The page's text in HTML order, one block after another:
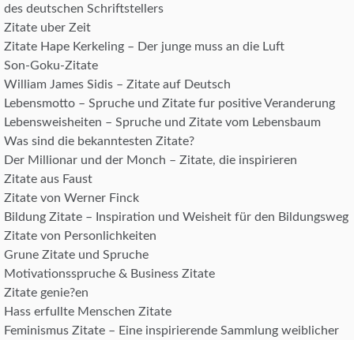
des deutschen Schriftstellers
Zitate uber Zeit
Zitate Hape Kerkeling – Der junge muss an die Luft
Son-Goku-Zitate
William James Sidis – Zitate auf Deutsch
Lebensmotto – Spruche und Zitate fur positive Veranderung
Lebensweisheiten – Spruche und Zitate vom Lebensbaum
Was sind die bekanntesten Zitate?
Der Millionar und der Monch – Zitate, die inspirieren
Zitate aus Faust
Zitate von Werner Finck
Bildung Zitate – Inspiration und Weisheit für den Bildungsweg
Zitate von Personlichkeiten
Grune Zitate und Spruche
Motivationsspruche & Business Zitate
Zitate genie?en
Hass erfullte Menschen Zitate
Feminismus Zitate – Eine inspirierende Sammlung weiblicher